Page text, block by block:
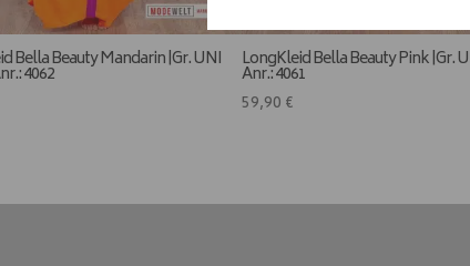
Bella Beauty Mandarin |Gr. UNI
4062
LongKleid Bella Beauty Pink |Gr.
Anr.: 4061
59,90 €